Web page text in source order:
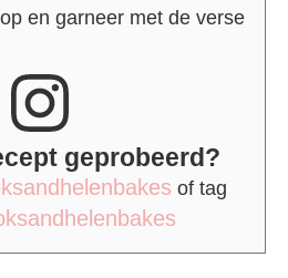
en garneer met de verse
geprobeerd?
of tag